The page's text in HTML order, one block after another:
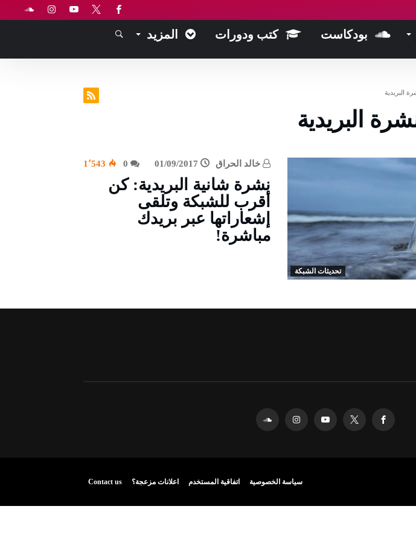
بودكاست كتب ودورات المزيد
البريدية
البريدية
تحديثات الشبكة
خالد الحراق 01/09/2017 1٬543
نشرة شانية البريدية: كن
أقرب للشبكة وتلقى
إشعاراتها عبر بريدك
مباشرة!
سياسة الخصوصية اتفاقية المستخدم اعلانات مزعجة؟ Contact us